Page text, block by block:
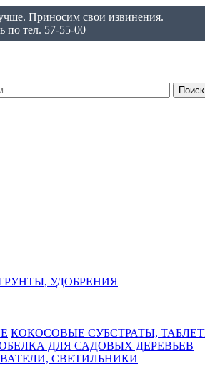
Приносим свои извинения.
по тел. 57-55-00
УДОБРЕНИЯ
КОКОСОВЫЕ СУБСТРАТЫ,
ДЛЯ САДОВЫХ ДЕРЕВЬЕВ
СВЕТИЛЬНИКИ